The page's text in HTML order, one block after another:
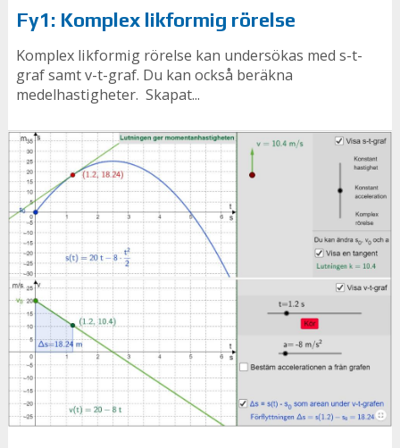
Fy1: Komplex likformig rörelse
Komplex likformig rörelse kan undersökas med s-t-
graf samt v-t-graf. Du kan också beräkna
medelhastigheter. Skapat...